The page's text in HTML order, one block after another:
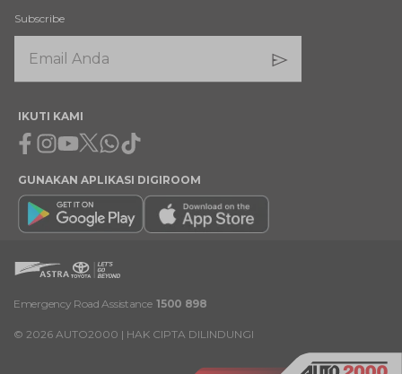
Subscribe
IKUTI KAMI
Facebook
Instagram
Youtube
X Whatsapp
Tiktok
GUNAKAN APLIKASI DIGIROOM
Emergency Road Assistance 1500 898
© 2026 AUTO2000 | HAK CIPTA DILINDUNGI